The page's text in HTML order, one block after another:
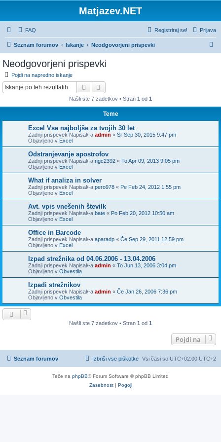
Matjazev.NET
FAQ Prijava
Registriraj se!
Seznam forumov Iskanje Neodgovorjeni prispevki
Neodgovorjeni prispevki
Pojdi na napredno iskanje
Iskanje
Našli ste 7 zadetkov • Stran 1 od 1
Teme
Excel Vse najboljše za tvojih 30 let
Zadnji prispevek Napisal/-a admin « Sr Sep 30, 2015 9:47 pm
Objavljeno v Excel
Odstranjevanje apostrofov
Zadnji prispevek Napisal/-a ngc2392 « To Apr 09, 2013 9:05 pm
Objavljeno v Excel
What if analiza in solver
Zadnji prispevek Napisal/-a pero978 « Pe Feb 24, 2012 1:55 pm
Objavljeno v Excel
Avt. vpis vnešenih številk
Zadnji prispevek Napisal/-a bate « Po Feb 20, 2012 10:50 am
Objavljeno v Excel
Office in Barcode
Zadnji prispevek Napisal/-a aparadp « Če Sep 29, 2011 12:59 pm
Objavljeno v Excel
Izpad strežnika od 04.06.2006 - 13.04.2006
Zadnji prispevek Napisal/-a admin « To Jun 13, 2006 3:04 pm
Objavljeno v Obvestila
Izpadi strežnikov
Zadnji prispevek Napisal/-a admin « Če Jan 26, 2006 7:36 pm
Objavljeno v Obvestila
Našli ste 7 zadetkov • Stran 1 od 1
Pojdi na
Seznam forumov Vsi časi so UTC+02:00 UTC+2
Izbriši vse piškotke
Teče na phpBB® Forum Software © phpBB Limited
Zasebnost| Pogoji